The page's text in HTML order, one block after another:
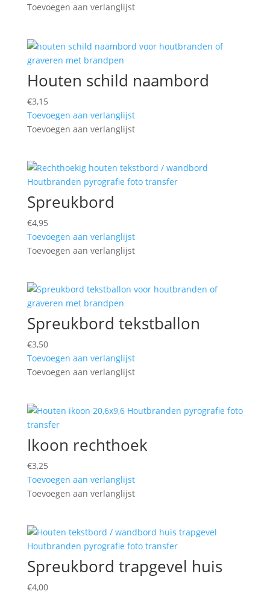
Toevoegen aan verlanglijst
Houten schild naambord
€3,15
Toevoegen aan verlanglijst
Toevoegen aan verlanglijst
Spreukbord
€4,95
Toevoegen aan verlanglijst
Toevoegen aan verlanglijst
Spreukbord tekstballon
€3,50
Toevoegen aan verlanglijst
Toevoegen aan verlanglijst
Ikoon rechthoek
€3,25
Toevoegen aan verlanglijst
Toevoegen aan verlanglijst
Spreukbord trapgevel huis
€4,00